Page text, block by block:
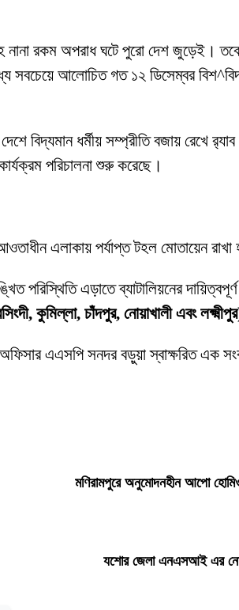
রকম অপরাধ ঘটে পুরো দেশ জুড়েই।
সবচেয়ে আলোচিত গত ১২ ডিসেম্বর
ধর্মীয় সম্প্রীতি বজায় রেখে র‌্যাব
পরিচালনা শুরু করেছে।
এলাকায় পর্যাপ্ত টহল মোতায়েন রাখা
পরিস্থিতি এড়াতে ব্যাটালিয়নের
কুমিল্লা, চাঁদপুর, নোয়াখালী এবং
অফিসার এএসপি সনদর বড়ুয়া স্বাক্ষরিত এক
মণিরামপুরে অনুমোদনহীন আপো
যশোর জেলা এনএসআই এর